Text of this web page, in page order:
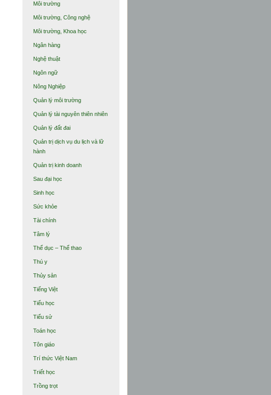
Môi trường
Môi trường, Công nghệ
Môi trường, Khoa học
Ngân hàng
Nghệ thuật
Ngôn ngữ
Nông Nghiệp
Quản lý môi trường
Quản lý tài nguyên thiên nhiên
Quản lý đất đai
Quản trị dịch vụ du lịch và lữ
hành
Quản trị kinh doanh
Sau đại học
Sinh học
Sức khỏe
Tài chính
Tâm lý
Thể dục – Thể thao
Thú y
Thủy sản
Tiếng Việt
Tiểu học
Tiểu sử
Toán học
Tôn giáo
Trí thức Việt Nam
Triết học
Trồng trọt